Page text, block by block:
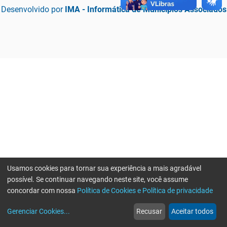
Desenvolvido por IMA - Informática de Municípios Associados
web
Notícias
more_horiz
Mais
Usamos cookies para tornar sua experiência a mais agradável
possível. Se continuar navegando neste site, você assume
concordar com nossa Política de Cookies e Política de privacidade
Gerenciar Cookies... Recusar Aceitar todos
Erro ao enviar informações, por favor tente novamente